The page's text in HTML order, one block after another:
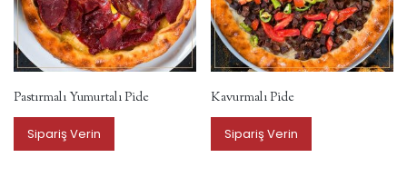
Pastırmalı Yumurtalı Pide
Sipariş Verin
Kavurmalı Pide
Sipariş Verin